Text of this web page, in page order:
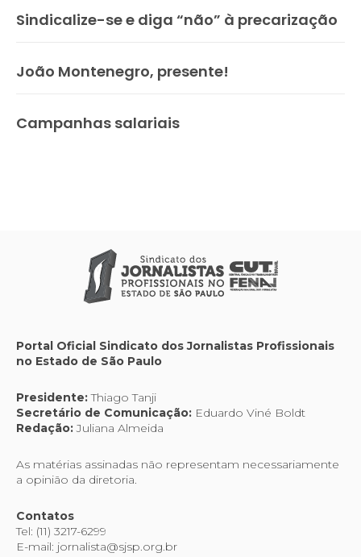
Sindicalize-se e diga “não” à precarização
João Montenegro, presente!
Campanhas salariais
Portal Oficial Sindicato dos Jornalistas Profissionais
no Estado de São Paulo
Presidente:Thiago Tanji
Secretário de Comunicação: Eduardo Viné Boldt
Redação:Juliana Almeida
As matérias assinadas não representam necessariamente
a opinião da diretoria.
Contatos
Tel: (11) 3217-6299
E-mail: jornalista@sjsp.org.br